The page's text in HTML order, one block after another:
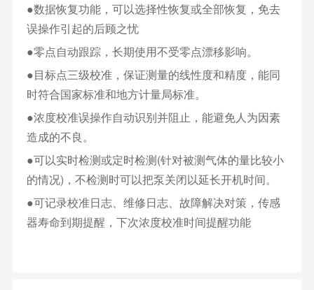
●数据恢复功能，可以选择性恢复或全部恢复，免去
误操作引起的后顾之忧
●零点自动跟踪，长期使用不受零点漂移影响。
●目标点三级校准，保证测量的线性度和精度，能同
时符合国家标准和地方计量局标准。
●浓度校准误操作自动识别并阻止，能避免人为因素
造成的不良。
●可以实时检测或定时检测(针对被测气体的量比较小
的情况)，不检测时可以把泵关闭以延长开机时间。
●可记录校准日志、维修日志、故障解决对策，传感
器寿命到期提醒，下次浓度校准时间提醒功能